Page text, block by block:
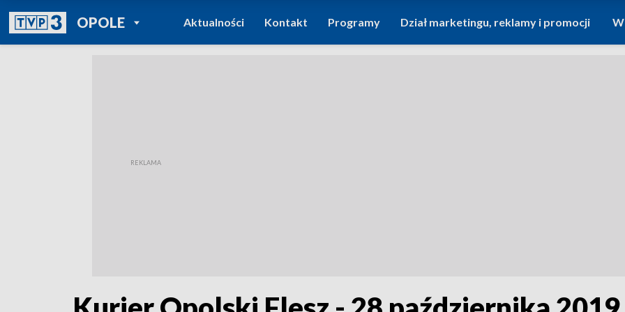
OPOLEPOWRÓT DO
TVP REGIONY
Aktualności Kontakt Programy Dział marketingu, reklamy i promocji